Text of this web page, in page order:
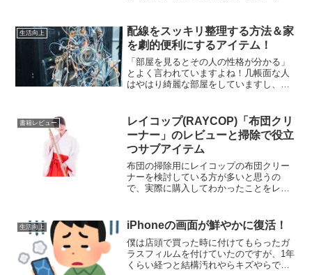
うこともあります。同じ物でも種類によ
ってすごく便利なものも多いので僕が使
っている便利な車グッズを紹介しようと
思います！
生活向上
配線をスッキリ整理する方法＆家
を劇的便利にするアイテム！
「部屋を見るとその人の性格が分かる」
とよく言われていますよね！几帳面な人
はやはり綺麗な部屋をしていますし、だ
オシャレに見せるアイテムやグッズを紹
介しようと思います！
書籍レビュー
レイコップ(RAYCOP)「布団クリ
ーナー」のレビューと掃除で役立
つサブアイテム
布団の掃除用にレイコップの布団クリー
ナーを検討している方が多いと思うの
で、実際に購入してわかったことをレビ
紹介しようと思います！一応知らない人
の為にお伝えしますと、レイコップは世
界初の布団クリーナーで布団専用に作ら
れた掃除機です！
生活向上 iPhoneの画面が鮮やかに復活！
僕は店頭で買った時に付けてもらったガ
ラスフィルムを付けていたのですが、1年
くらい経つと結構汚れやらキズやらで画